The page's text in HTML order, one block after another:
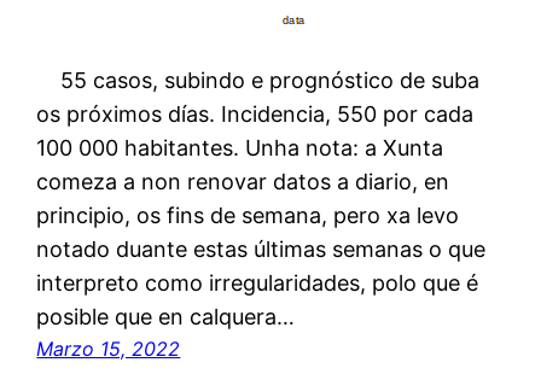
55 casos, subindo e prognóstico de suba
os próximos días. Incidencia, 550 por cada
100 000 habitantes. Unha nota: a Xunta
comeza a non renovar datos a diario, en
principio, os fins de semana, pero xa levo
notado duante estas últimas semanas o que
interpreto como irregularidades, polo que é
posible que en calquera…
Marzo 15, 2022